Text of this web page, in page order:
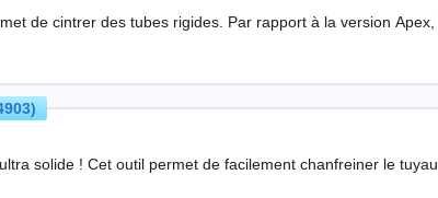
rapport à la version Apex, il s'agit d'une alternative
rigide acrylique et PETG